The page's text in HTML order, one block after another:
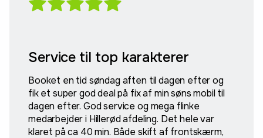
Service til top karakterer
Booket en tid søndag aften til dagen efter og
fik et super god deal på fix af min søns mobil til
dagen efter. God service og mega flinke
medarbejder i Hillerød afdeling. Det hele var
klaret på ca 40 min. Både skift af frontskærm,